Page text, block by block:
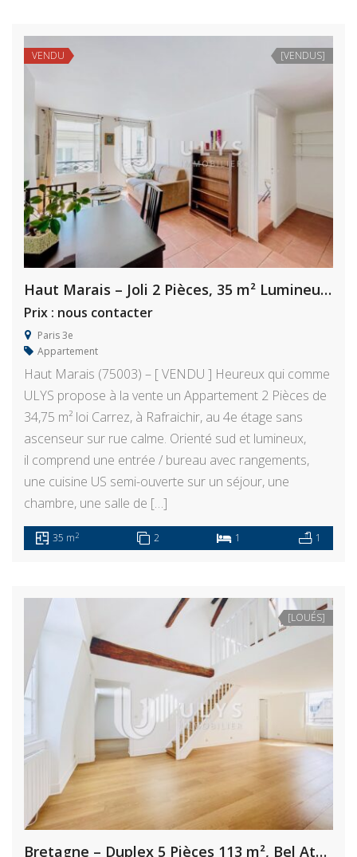
VENDU [VENDUS]
Haut Marais – Joli 2 Pièces, 35 m² Lumineux, à Rafraichir
Prix : nous contacter
Paris 3e
Appartement
Haut Marais (75003) – [ VENDU ] Heureux qui comme
ULYS propose à la vente un Appartement 2 Pièces de
34,75 m² loi Carrez, à Rafraichir, au 4e étage sans
ascenseur sur rue calme. Orienté sud et lumineux,
il comprend une entrée / bureau avec rangements,
une cuisine US semi-ouverte sur un séjour, une
chambre, une salle de […]
35 m2 2 1 1
[LOUÉS]
Bretagne – Duplex 5 Pièces 113 m², Bel Atypique